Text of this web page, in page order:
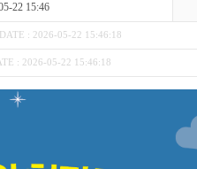
22 15:46
DATE : 2026-05-22 15:46:18
: 2026-05-22 15:46:18